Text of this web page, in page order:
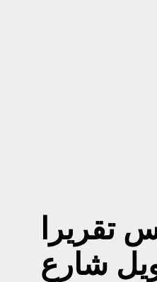
تقريرا
شارع